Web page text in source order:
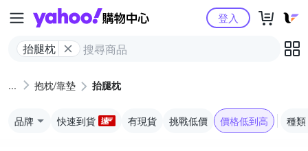
Yahoo購物中心
抬腿枕
登入
抱枕/靠墊 抬腿枕
品牌 快速到貨 有現貨 挑戰低價 價格低到高 種類